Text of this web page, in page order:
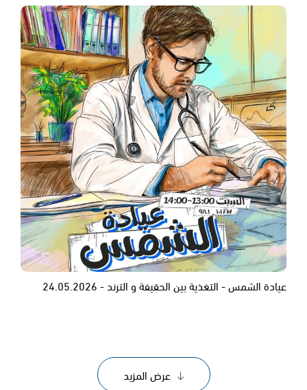
عيادة الشمس - التغذية بين الحقيفة و الترند - 24.05.2026
عرض المزيد